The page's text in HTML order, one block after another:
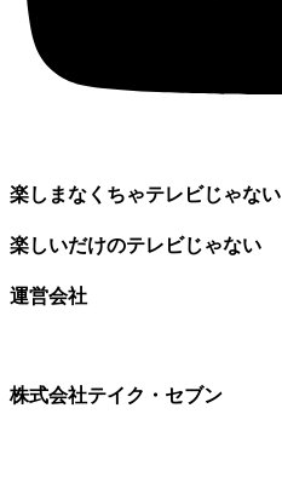
楽しまなくちゃテレビじゃない
楽しいだけのテレビじゃない
運営会社
株式会社テイク・セブン